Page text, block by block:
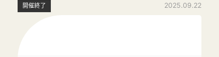
開催終了 2025.09.22